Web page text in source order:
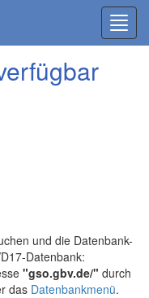
und die Datenbank-
Datenbank:
"gso.gbv.de/" durch
das Datenbankmenü.